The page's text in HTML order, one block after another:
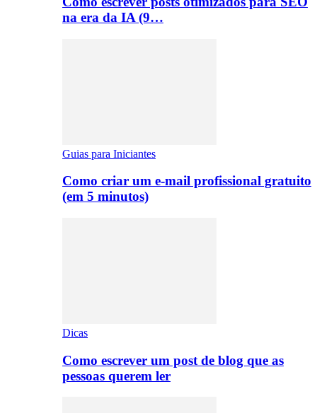
na era da IA (9…
Guias para Iniciantes
Como criar um e-mail profissional gratuito
(em 5 minutos)
Dicas
Como escrever um post de blog que as
pessoas querem ler